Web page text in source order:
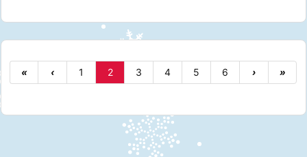
« ‹ 1 2 3 4 5 6 › »